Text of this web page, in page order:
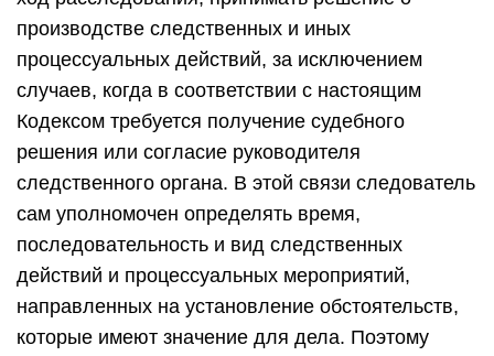
производстве следственных и иных
процессуальных действий, за исключением
случаев, когда в соответствии с настоящим
Кодексом требуется получение судебного
решения или согласие руководителя
следственного органа. В этой связи следователь
сам уполномочен определять время,
последовательность и вид следственных
действий и процессуальных мероприятий,
направленных на установление обстоятельств,
которые имеют значение для дела. Поэтому